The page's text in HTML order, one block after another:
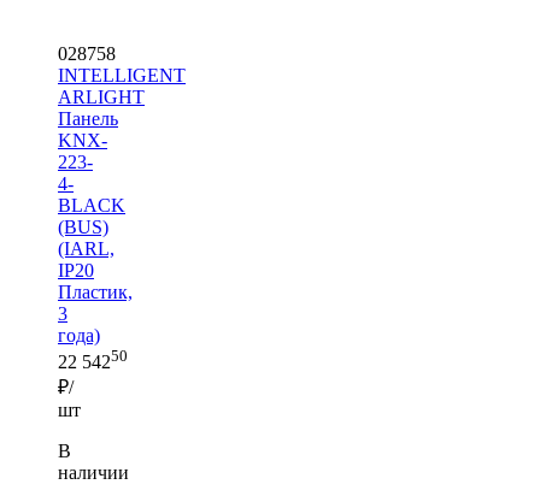
028758
INTELLIGENT
ARLIGHT
Панель
KNX-
223-
4-
BLACK
(BUS)
(IARL,
IP20
Пластик,
3
года)
22 54250
₽/
шт
В
наличии